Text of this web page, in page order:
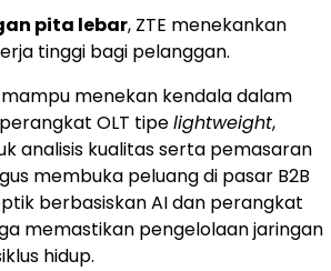
pita lebar, ZTE menekankan
tinggi bagi pelanggan.
mampu menekan kendala dalam
OLT tipelightweight,
analisis kualitas serta pemasaran
membuka peluang di pasar B2B
berbasiskan AI dan perangkat
memastikan pengelolaan jaringan
hidup.